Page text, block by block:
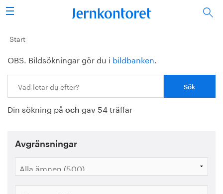
Sök
Stålindustrin
Vision 2050
Forskning/utbildning
Energi/miljö
Vi tycker
Bildbank
Start
OBS. Bildsökningar gör du i bildbanken.
Din sökning på och gav 54 träffar
Avgränsningar